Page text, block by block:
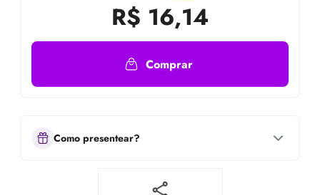
R$ 16,14
Comprar
Como presentear?